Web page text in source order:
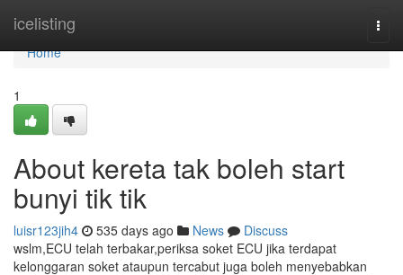
icelisting
Home
Home
1
About kereta tak boleh start
bunyi tik tik
luisr123jih4 535 days ago News
Discuss
wslm,ECU telah terbakar,periksa soket ECU jika terdapat
kelonggaran soket ataupun tercabut juga boleh menyebabkan